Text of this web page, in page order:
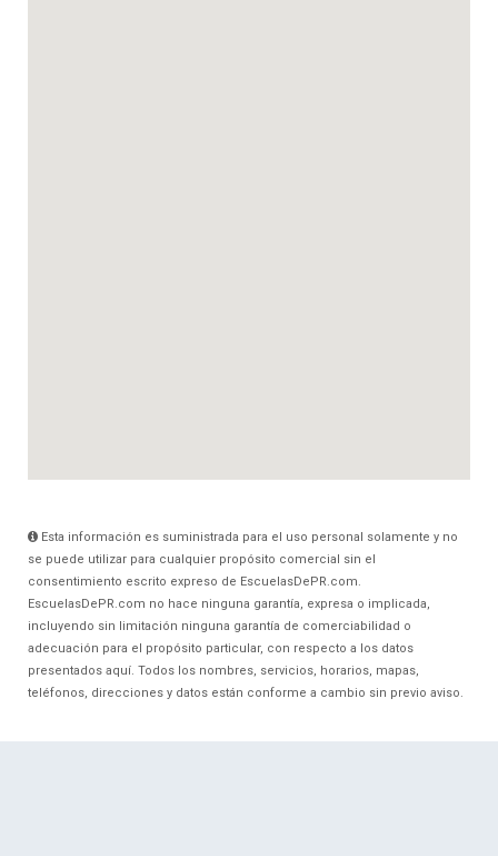
Esta información es suministrada para el uso personal solamente y no
se puede utilizar para cualquier propósito comercial sin el
consentimiento escrito expreso de EscuelasDePR.com.
EscuelasDePR.com no hace ninguna garantía, expresa o implicada,
incluyendo sin limitación ninguna garantía de comerciabilidad o
adecuación para el propósito particular, con respecto a los datos
presentados aquí. Todos los nombres, servicios, horarios, mapas,
teléfonos, direcciones y datos están conforme a cambio sin previo aviso.